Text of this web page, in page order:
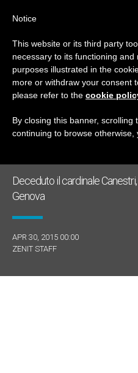
MESE
Aprile,
ULTIME NOTIZIE
Deceduto il cardinale
Genova
APR 30, 2015 00:00
ZENIT STAFF
Notice
This website or its third party
necessary to its functioning
purposes illustrated in the
more or withdraw your consent
please refer to the cookie
By closing this banner, scrolling
continuing to browse otherwise,